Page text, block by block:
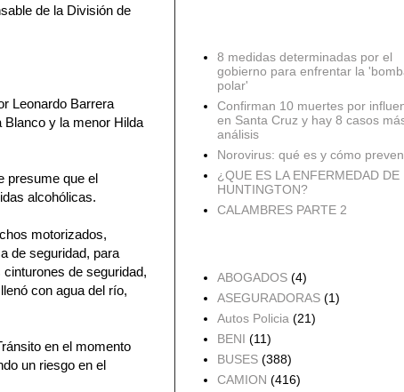
de la División de
Leonardo Barrera
y la menor Hilda
presume que el
alcohólicas.
motorizados,
de seguridad, para
de seguridad,
con agua del río,
en el momento
un riesgo en el
8 medidas determinadas por el
gobierno para enfrentar la
polar'
Confirman 10 muertes por
en Santa Cruz y hay 8 casos
análisis
Norovirus: qué es y cómo
¿QUE ES LA ENFERMEDAD DE
HUNTINGTON?
CALAMBRES PARTE 2
ABOGADOS (4)
ASEGURADORAS (1)
Autos Policia (21)
BENI (11)
BUSES (388)
CAMION (416)